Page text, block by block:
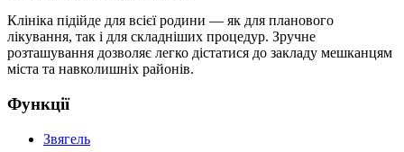
Клініка підійде для всієї родини — як для планового
лікування, так і для складніших процедур. Зручне
розташування дозволяє легко дістатися до закладу мешканцям
міста та навколишніх районів.
Функції
Звягель